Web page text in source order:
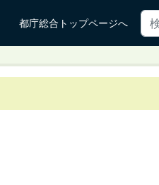
都庁総合トップページへ